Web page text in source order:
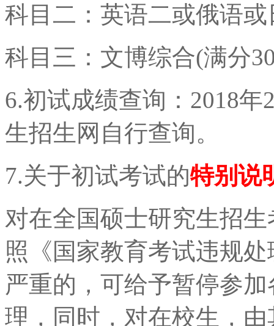
科目二：英语二或俄语
科目三：文博综合(满分
6.初试成绩查询：2018
生招生网自行查询。
7.关于初试考试的特别说
对在全国硕士研究生招
照《国家教育考试违规
严重的，可给予暂停参
理，同时，对在校生，